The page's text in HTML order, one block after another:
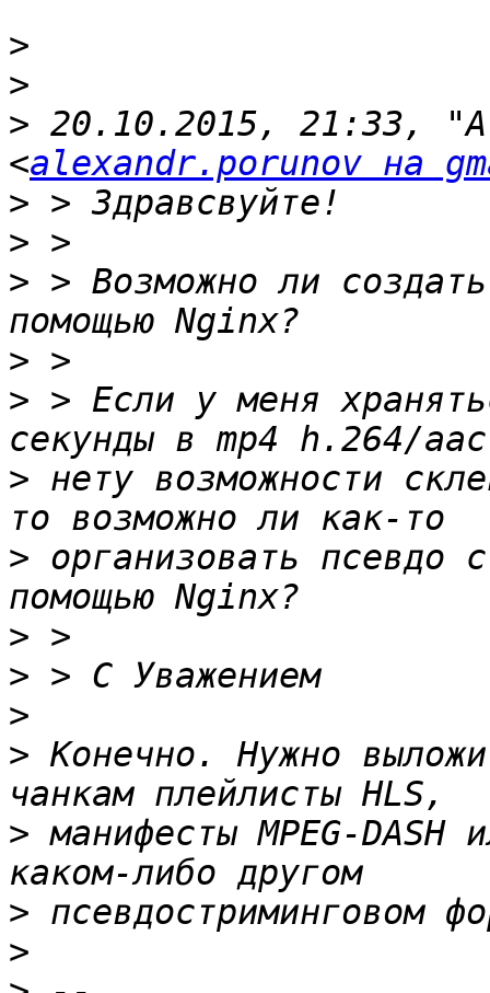
>
>
> 20.10.2015, 21:33,
<alexandr.porunov на
>
>
> > Возможно ли
>
> > Если у меня
> нету возможности
> организовать псевдо
>
>
>
> Конечно. Нужно
> манифесты MPEG-
>
>